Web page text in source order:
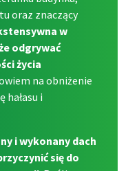
oraz znaczący
w
odgrywać
życia
na obniżenie
i
i wykonany dach
się do